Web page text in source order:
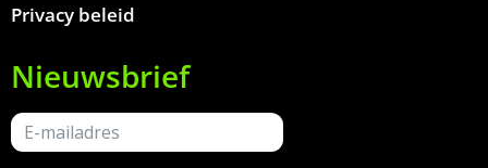
Privacy beleid
Nieuwsbrief